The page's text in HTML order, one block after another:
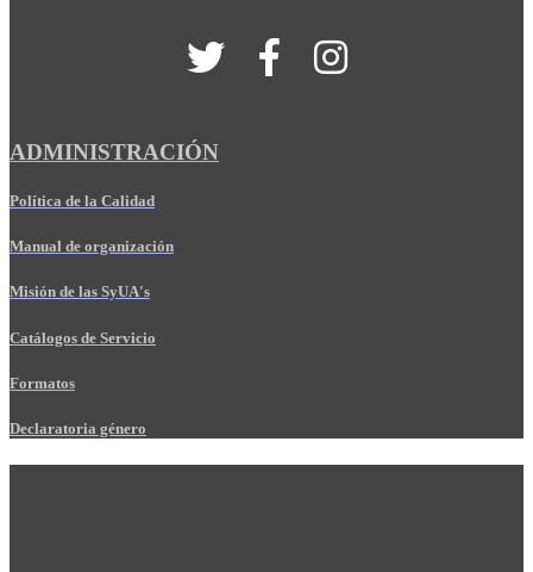
ADMINISTRACIÓN
Política de la Calidad
Manual de organización
Misión de las SyUA's
Catálogos de Servicio
Formatos
Declaratoria género